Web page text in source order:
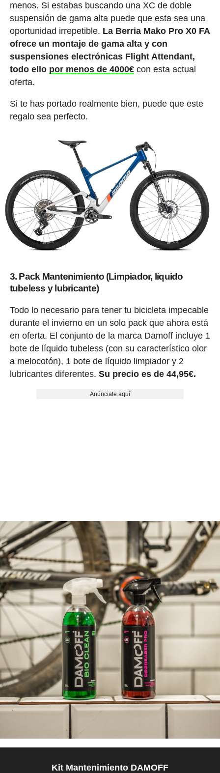
menos. Si estabas buscando una XC de doble
suspensión de gama alta puede que esta sea una
oportunidad irrepetible. La Berria Mako Pro X0 FA
ofrece un montaje de gama alta y con
suspensiones electrónicas Flight Attendant,
todo ello por menos de 4000€ con esta actual
oferta.
Si te has portado realmente bien, puede que este
regalo sea perfecto.
3. Pack Mantenimiento (Limpiador, líquido
tubeless y lubricante)
Todo lo necesario para tener tu bicicleta impecable
durante el invierno en un solo pack que ahora está
en oferta. El conjunto de la marca Damoff incluye 1
bote de líquido tubeless (con su característico olor
a melocotón), 1 bote de líquido limpiador y 2
lubricantes diferentes. Su precio es de 44,95€.
Anúnciate aquí
Kit Mantenimiento DAMOFF